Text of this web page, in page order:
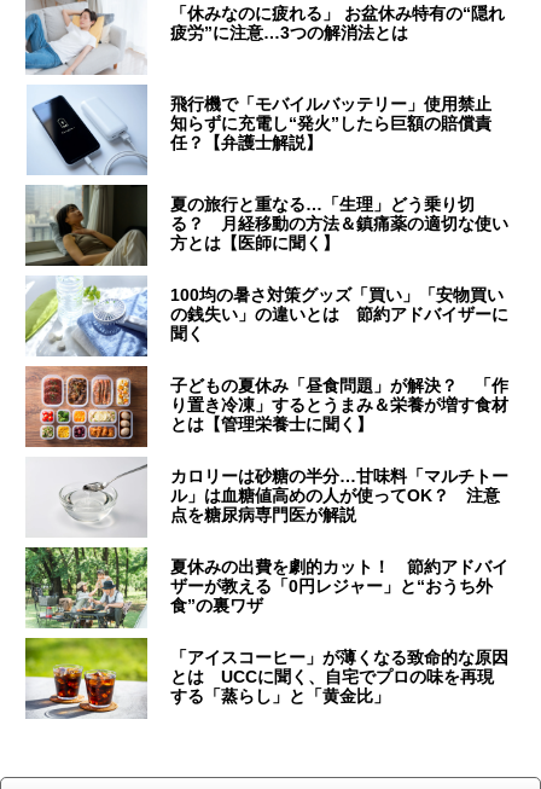
「休みなのに疲れる」 お盆休み特有の“隠れ
疲労”に注意…3つの解消法とは
飛行機で「モバイルバッテリー」使用禁止
知らずに充電し“発火”したら巨額の賠償責
任？【弁護士解説】
夏の旅行と重なる…「生理」どう乗り切
る？ 月経移動の方法＆鎮痛薬の適切な使い
方とは【医師に聞く】
100均の暑さ対策グッズ「買い」「安物買い
の銭失い」の違いとは 節約アドバイザーに
聞く
子どもの夏休み「昼食問題」が解決？ 「作
り置き冷凍」するとうまみ＆栄養が増す食材
とは【管理栄養士に聞く】
カロリーは砂糖の半分…甘味料「マルチトー
ル」は血糖値高めの人が使ってOK？ 注意
点を糖尿病専門医が解説
夏休みの出費を劇的カット！ 節約アドバイ
ザーが教える「0円レジャー」と“おうち外
食”の裏ワザ
「アイスコーヒー」が薄くなる致命的な原因
とは UCCに聞く、自宅でプロの味を再現
する「蒸らし」と「黄金比」